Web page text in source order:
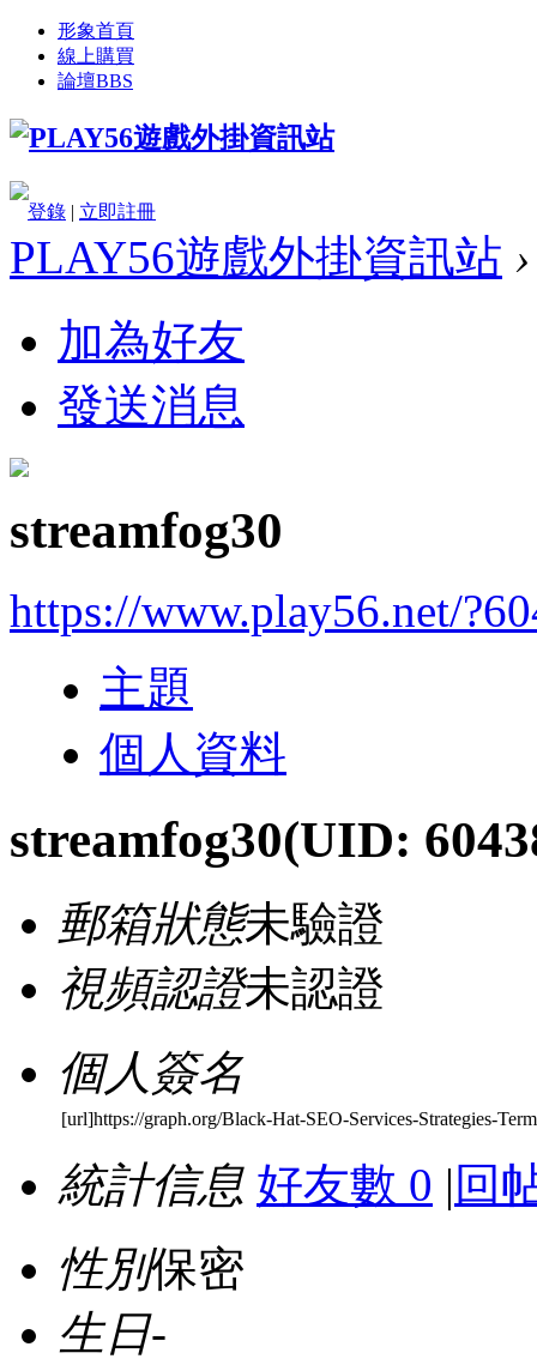
形象首頁
線上購買
論壇BBS
登錄 | 立即註冊
PLAY56遊戲外掛資訊站 ›
加為好友
發送消息
streamfog30
https://www.play56.net/
主題
個人資料
streamfog30(UID:
郵箱狀態未驗證
視頻認證未認證
個人簽名
[url]https://graph.org/Black-Hat-SEO-Services-Strategies-
統計信息 好友數 0 | 回
性別保密
生日-